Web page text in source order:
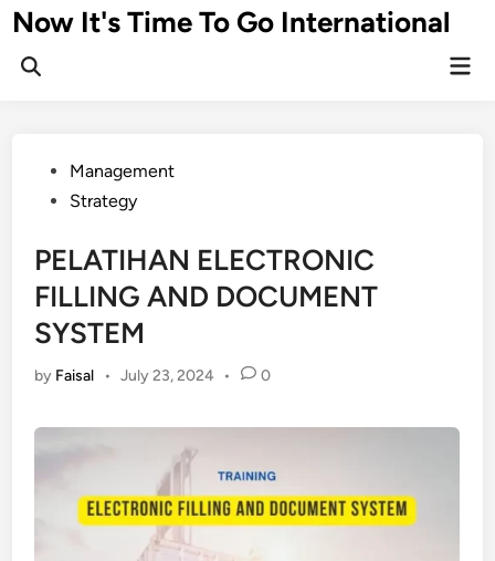
Skip
to
content
Now It's Time To Go International
PostedManagement
Strategy
PELATIHAN ELECTRONIC
FILLING AND DOCUMENT
SYSTEM
by Faisal • July 23, 2024 • 0